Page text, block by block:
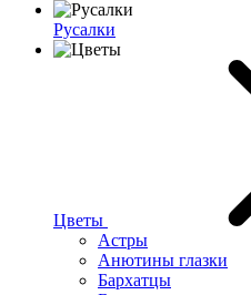
Русалки
Цветы
Астры
Анютины глазки
Бархатцы